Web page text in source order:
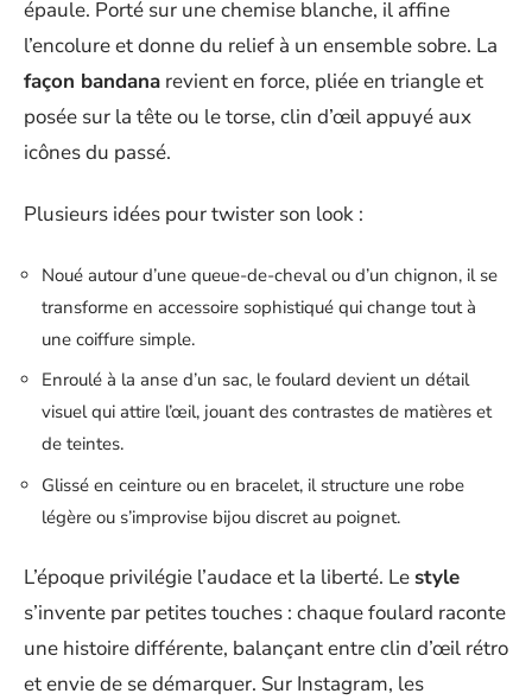
épaule. Porté sur une chemise blanche, il affine
l’encolure et donne du relief à un ensemble sobre. La
façon bandana revient en force, pliée en triangle et
posée sur la tête ou le torse, clin d’œil appuyé aux
icônes du passé.
Plusieurs idées pour twister son look :
Noué autour d’une queue-de-cheval ou d’un chignon, il se
transforme en accessoire sophistiqué qui change tout à
une coiffure simple.
Enroulé à la anse d’un sac, le foulard devient un détail
visuel qui attire l’œil, jouant des contrastes de matières et
de teintes.
Glissé en ceinture ou en bracelet, il structure une robe
légère ou s’improvise bijou discret au poignet.
L’époque privilégie l’audace et la liberté. Le style
s’invente par petites touches : chaque foulard raconte
une histoire différente, balançant entre clin d’œil rétro
et envie de se démarquer. Sur Instagram, les